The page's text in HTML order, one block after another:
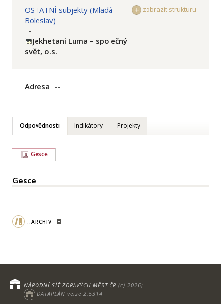
zobrazit strukturu
OSTATNÍ subjekty (Mladá
Boleslav)
-
Jekhetani Luma – společný
svět, o.s.
Adresa --
Odpovědnosti Indikátory Projekty
Gesce
Gesce
..ARCHIV
NÁRODNÍ SÍŤ ZDRAVÝCH MĚST ČR (c) 2026;
DATAPLÁN verze 2.5314